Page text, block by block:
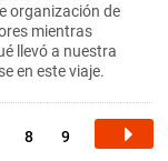
organización de
mientras
llevó a nuestra
en este viaje.
8 9